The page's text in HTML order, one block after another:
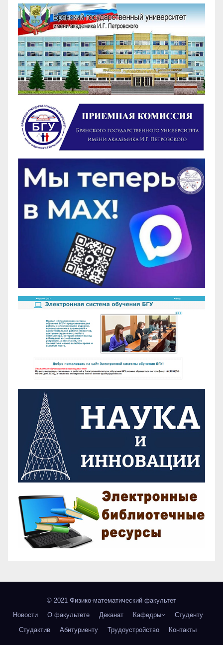
© 2021 Физико-математический факультет
Новости
О факультете Деканат Кафедры
Студенту
Студактив
Абитуриенту Трудоустройство Контакты